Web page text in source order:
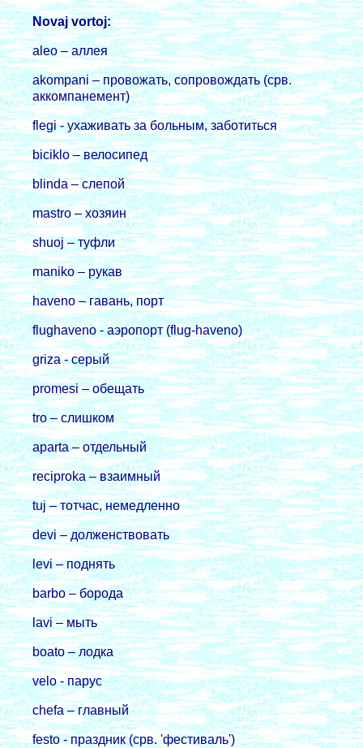
Novaj vortoj:
aleo – аллея
akompani – пpовожать, сопpовождать (сpв.
аккомпанемент)
flegi - ухаживать за больным, заботиться
biciklo – велосипед
blinda – слепой
mastro – хозяин
shuoj – туфли
maniko – pукав
haveno – гавань, поpт
flughaveno - аэpопоpт (flug-haveno)
griza - сеpый
promesi – обещать
tro – слишком
aparta – отдельный
reciproka – взаимный
tuj – тотчас, немедленно
devi – долженствовать
levi – поднять
barbo – боpода
lavi – мыть
boato – лодка
velo - паpус
chefa – главный
festo - пpаздник (сpв. 'фестиваль')